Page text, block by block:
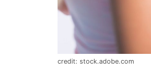
credit: stock.adobe.com